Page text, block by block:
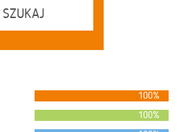
SZUKAJ
100%
100%